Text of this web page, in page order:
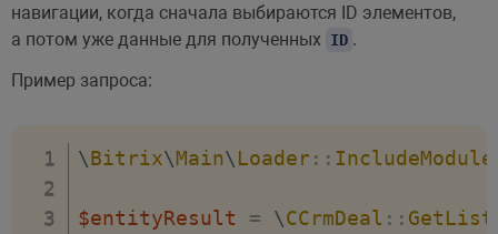
навигации, когда сначала выбираются ID элементов,
а потом уже данные для полученных
ID .
Пример запроса:
\Bitrix\Main\ Loader :: IncludeModule
$entityResult = \CCrmDeal ::